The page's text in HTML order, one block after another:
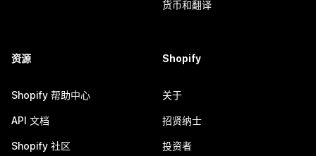
货币和翻译
资源
Shopify 帮助中心
API 文档
Shopify 社区
Shopify
关于
招贤纳士
投资者